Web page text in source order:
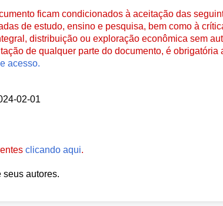
ficam condicionados à aceitação das
de estudo, ensino e pesquisa, bem como à
distribuição ou exploração econômica sem
de qualquer parte do documento, é
acesso.
02-01
clicando aqui.
seus autores.